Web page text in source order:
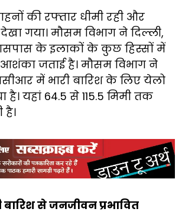
की रफ्तार धीमी रही और
गया। मौसम विभाग ने दिल्ली,
के इलाकों के कुछ हिस्सों में
आशंका जताई है। मौसम विभाग ने
में भारी बारिश के लिए येलो
है। यहां 64.5 से 115.5 मिमी तक
है।
बारिश से जनजीवन प्रभावित